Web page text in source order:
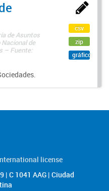
de Asuntos
de
– Fuente:
csv
zip
gráfico
license
C 1041 AAG | Ciudad